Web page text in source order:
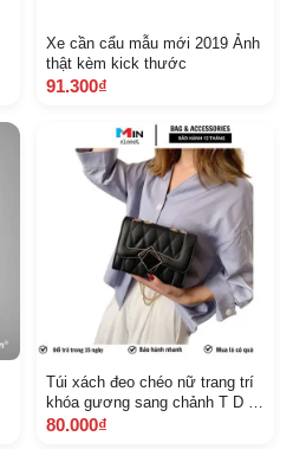
Xe cần cẩu mẫu mới 2019 Ảnh
thật kèm kick thước
91.300₫
Túi xách đeo chéo nữ trang trí
khóa gương sang chảnh T D 15
Vừa Điện Thoại
80.000₫